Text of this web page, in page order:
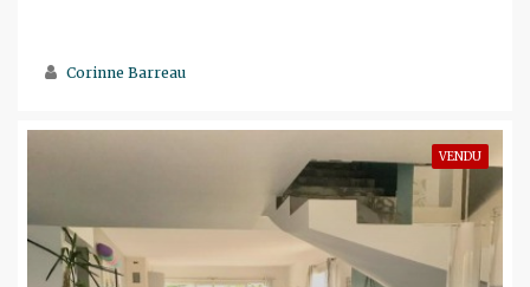
Corinne Barreau
VENDU